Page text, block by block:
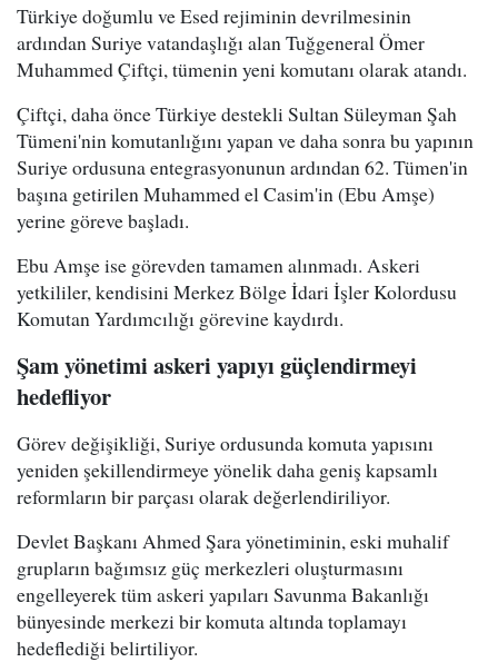
Türkiye doğumlu ve Esed rejiminin devrilmesinin
ardından Suriye vatandaşlığı alan Tuğgeneral Ömer
Muhammed Çiftçi, tümenin yeni komutanı olarak atandı.
Çiftçi, daha önce Türkiye destekli Sultan Süleyman Şah
Tümeni'nin komutanlığını yapan ve daha sonra bu yapının
Suriye ordusuna entegrasyonunun ardından 62. Tümen'in
başına getirilen Muhammed el Casim'in (Ebu Amşe)
yerine göreve başladı.
Ebu Amşe ise görevden tamamen alınmadı. Askeri
yetkililer, kendisini Merkez Bölge İdari İşler Kolordusu
Komutan Yardımcılığı görevine kaydırdı.
Şam yönetimi askeri yapıyı güçlendirmeyi
hedefliyor
Görev değişikliği, Suriye ordusunda komuta yapısını
yeniden şekillendirmeye yönelik daha geniş kapsamlı
reformların bir parçası olarak değerlendiriliyor.
Devlet Başkanı Ahmed Şara yönetiminin, eski muhalif
grupların bağımsız güç merkezleri oluşturmasını
engelleyerek tüm askeri yapıları Savunma Bakanlığı
bünyesinde merkezi bir komuta altında toplamayı
hedeflediği belirtiliyor.